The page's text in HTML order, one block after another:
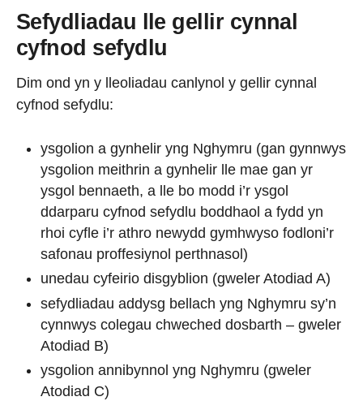
Sefydliadau lle gellir cynnal
cyfnod sefydlu
Dim ond yn y lleoliadau canlynol y gellir cynnal
cyfnod sefydlu:
ysgolion a gynhelir yng Nghymru (gan gynnwys
ysgolion meithrin a gynhelir lle mae gan yr
ysgol bennaeth, a lle bo modd i’r ysgol
ddarparu cyfnod sefydlu boddhaol a fydd yn
rhoi cyfle i’r athro newydd gymhwyso fodloni’r
safonau proffesiynol perthnasol)
unedau cyfeirio disgyblion (gweler Atodiad A)
sefydliadau addysg bellach yng Nghymru sy’n
cynnwys colegau chweched dosbarth – gweler
Atodiad B)
ysgolion annibynnol yng Nghymru (gweler
Atodiad C)